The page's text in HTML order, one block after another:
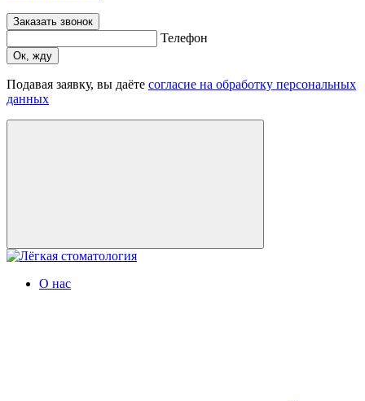
Заказать звонок
Телефон
Ок, жду
Подавая заявку, вы даёте согласие на обработку персональных
данных
О нас